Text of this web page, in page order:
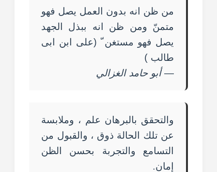
من ظن انه بدون العمل يصل فهو
متمنّ ومن ظن انه ببذل الجهد
يصل فهو مستغن ّ (على ابن ابى
طالب )
—أبو حامد الغزالي
والتحقق بالبرهان علم ، وملابسة
عن تلك الحالة ذوق ، والقبول من
التسامع والتجربة بحسن الظن
إمان.